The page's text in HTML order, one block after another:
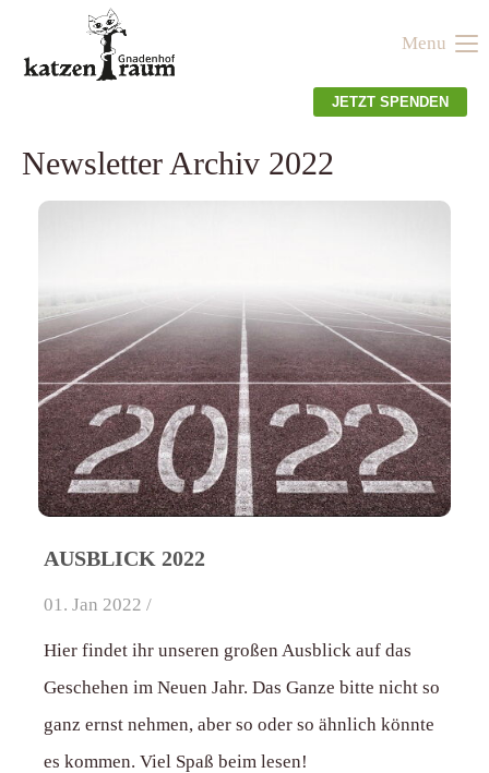
Der Eintrag "offcanvas-col1" existiert leider nicht.
Der Eintrag "offcanvas-col4" existiert leider nicht.
Menu
JETZT SPENDEN
Newsletter Archiv 2022
AUSBLICK 2022
01. Jan 2022 /
Hier findet ihr unseren großen Ausblick auf das
Geschehen im Neuen Jahr. Das Ganze bitte nicht so
ganz ernst nehmen, aber so oder so ähnlich könnte
es kommen. Viel Spaß beim lesen!